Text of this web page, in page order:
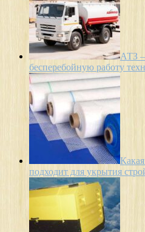
АТЗ
бесперебойную работу
подходит для укрытия